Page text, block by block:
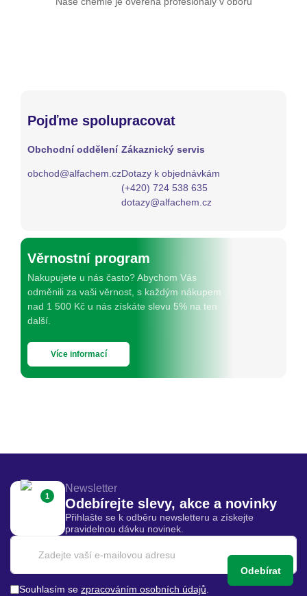
Pojďme spolupracovat
Obchodní oddělení
obchod@alfachem.cz
Zákaznický servis
Dotazy k objednávkám
(+420) 724 538 635
dotazy@alfachem.cz
Věrnostní program
Nakupujete u nás často? Abychom Vás
odměnili za vaši věrnost, s každým nákupem
nad 1 500 Kč u nás získáte slevu 5% na ten
další.
Více informací
1
Newsletter
Odebírejte slevy, akce a novinky
Přihlašte se k odběru newsletteru a získejte
pravidelnou dávku novinek.
Odebírat
Souhlasím se zpracováním osobních údajů